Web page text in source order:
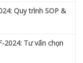
Quy trình SOP &
2024: Tư vấn chọn